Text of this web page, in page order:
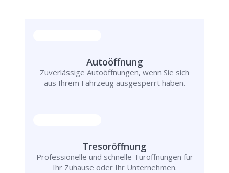
Autoöffnung
Zuverlässige Autoöffnungen, wenn Sie sich
aus Ihrem Fahrzeug ausgesperrt haben.
Tresoröffnung
Professionelle und schnelle Türöffnungen für
Ihr Zuhause oder Ihr Unternehmen.